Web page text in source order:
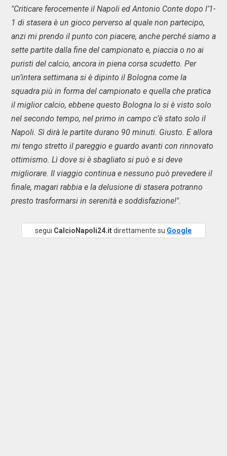
"Criticare ferocemente il Napoli ed Antonio Conte dopo l’1-
1 di stasera è un gioco perverso al quale non partecipo,
anzi mi prendo il punto con piacere, anche perché siamo a
sette partite dalla fine del campionato e, piaccia o no ai
puristi del calcio, ancora in piena corsa scudetto. Per
un’intera settimana si è dipinto il Bologna come la
squadra più in forma del campionato e quella che pratica
il miglior calcio, ebbene questo Bologna lo si è visto solo
nel secondo tempo, nel primo in campo c’è stato solo il
Napoli. Sì dirà le partite durano 90 minuti. Giusto. E allora
mi tengo stretto il pareggio e guardo avanti con rinnovato
ottimismo. Lì dove si è sbagliato si può e si deve
migliorare. Il viaggio continua e nessuno può prevedere il
finale, magari rabbia e la delusione di stasera potranno
presto trasformarsi in serenità e soddisfazione!".
segui CalcioNapoli24.itdirettamente su Google